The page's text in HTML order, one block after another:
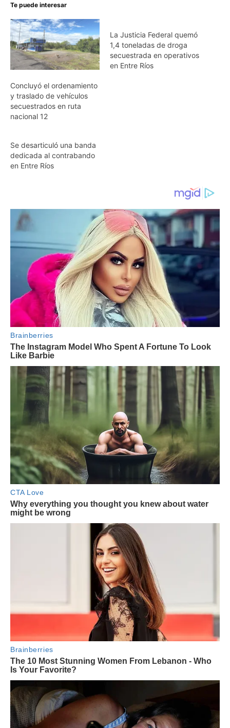
Te puede interesar
Concluyó el ordenamiento
y traslado de vehículos
secuestrados en ruta
nacional 12
La Justicia Federal quemó
1,4 toneladas de droga
secuestrada en operativos
en Entre Ríos
Se desarticuló una banda
dedicada al contrabando
en Entre Ríos